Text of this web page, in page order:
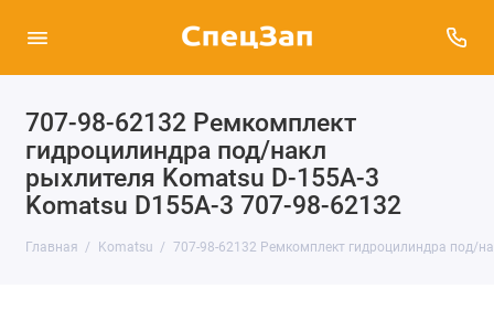
707-98-62132 Ремкомплект
гидроцилиндра под/накл
рыхлителя Komatsu D-155A-3
Komatsu D155A-3 707-98-62132
Главная Komatsu 707-98-62132 Ремкомплект гидроцилиндра под/